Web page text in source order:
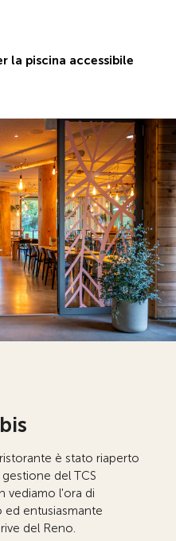
la piscina accessibile
è stato riaperto
del TCS
vediamo l'ora di
ed entusiasmante
del Reno.